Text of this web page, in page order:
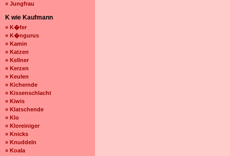
» Jungfrau
K wie Kaufmann
» K�fer
» K�ngurus
» Kamin
» Katzen
» Kellner
» Kerzen
» Keulen
» Kichernde
» Kissenschlacht
» Kiwis
» Klatschende
» Klo
» Kloreiniger
» Knicks
» Knuddeln
» Koala